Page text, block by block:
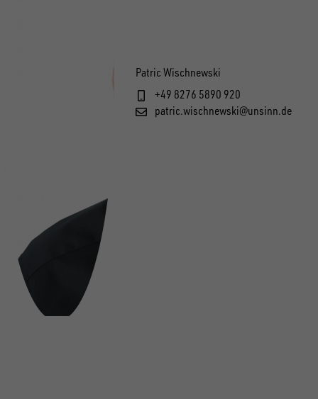
Patric Wischnewski
+49 8276 5890 920
patric.wischnewski@unsinn.de